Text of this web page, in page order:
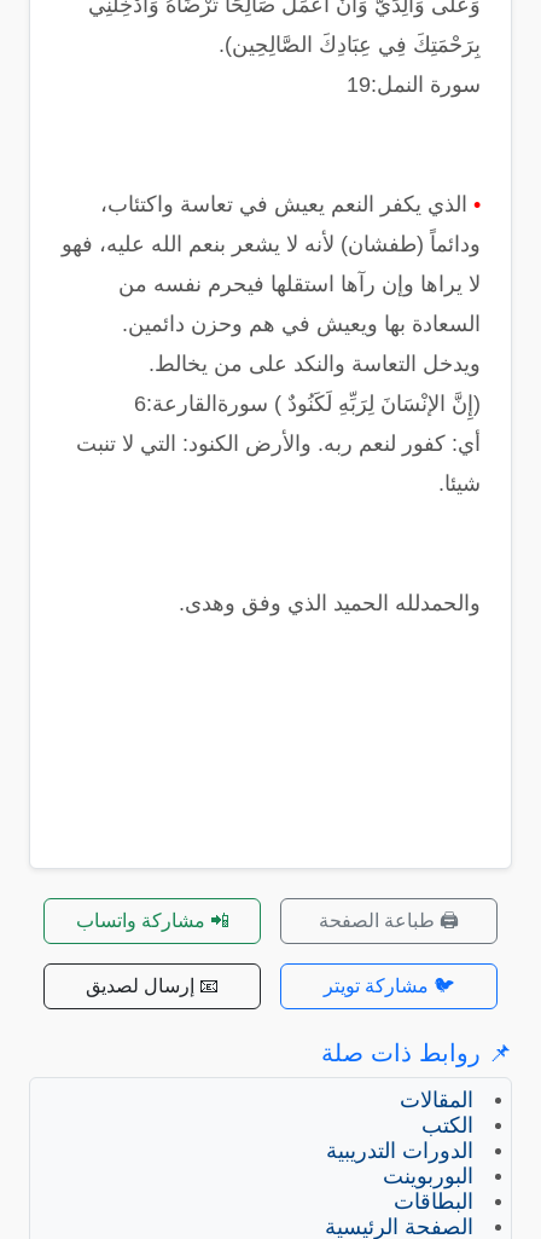
وَعَلَى وَالِدَيَّ وَأَنْ أَعْمَلَ صَالِحًا تَرْضَاهُ وَأَدْخِلْنِي
بِرَحْمَتِكَ فِي عِبَادِكَ الصَّالِحِين).
سورة النمل:19
• الذي يكفر النعم يعيش في تعاسة واكتئاب،
ودائماً (طفشان) ﻷنه ﻻ يشعر بنعم الله عليه، فهو
لا يراها وإن رآها استقلها فيحرم نفسه من
السعادة بها ويعيش في هم وحزن دائمين.
ويدخل التعاسة والنكد على من يخالط.
(إِنَّ الإنْسَانَ لِرَبِّهِ لَكَنُودٌ ) سورةالقارعة:6
أي: كفور لنعم ربه. والأرض الكنود: التي لا تنبت
شيئا.
والحمدلله الحميد الذي وفق وهدى.
🖨️ طباعة الصفحة 📲 مشاركة واتساب
🐦 مشاركة تويتر 📧 إرسال لصديق
📌 روابط ذات صلة
المقالات
الكتب
الدورات التدريبية
البوربوينت
البطاقات
الصفحة الرئيسية